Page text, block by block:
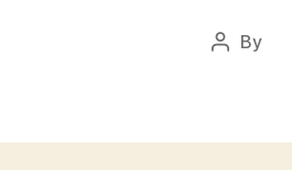
Post
By